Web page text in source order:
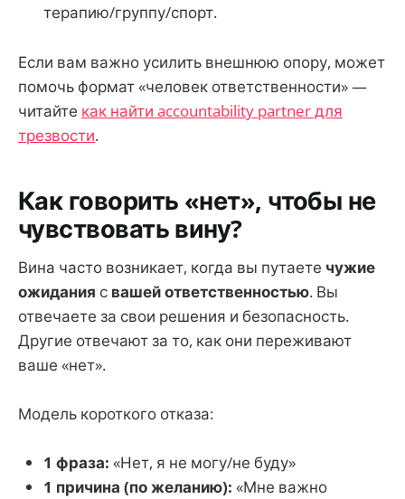
терапию/группу/спорт.
Если вам важно усилить внешнюю опору, может
помочь формат «человек ответственности» —
читайте как найти accountability partner для
трезвости.
Как говорить «нет», чтобы не
чувствовать вину?
Вина часто возникает, когда вы путаете чужие
ожидания с вашей ответственностью. Вы
отвечаете за свои решения и безопасность.
Другие отвечают за то, как они переживают
ваше «нет».
Модель короткого отказа:
1 фраза: «Нет, я не могу/не буду»
1 причина (по желанию): «Мне важно